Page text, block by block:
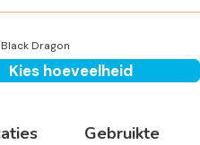
Dragon
Kies hoeveelheid
Gebruikte